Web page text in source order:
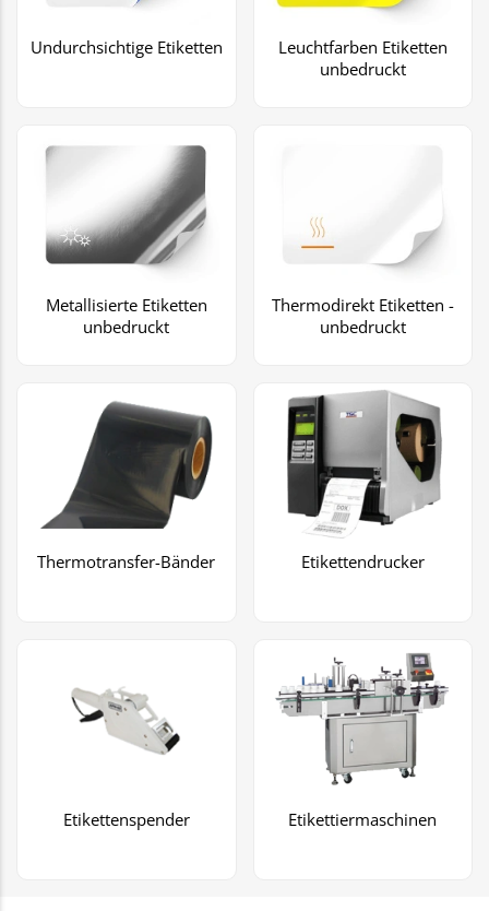
Undurchsichtige Etiketten
Leuchtfarben Etiketten
unbedruckt
Metallisierte Etiketten
unbedruckt
Thermodirekt Etiketten -
unbedruckt
Thermotransfer-Bänder Etikettendrucker
Etikettenspender Etikettiermaschinen